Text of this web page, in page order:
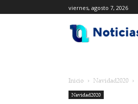
viernes, agosto 7, 2026
Inicio Navidad2020
Navidad2020